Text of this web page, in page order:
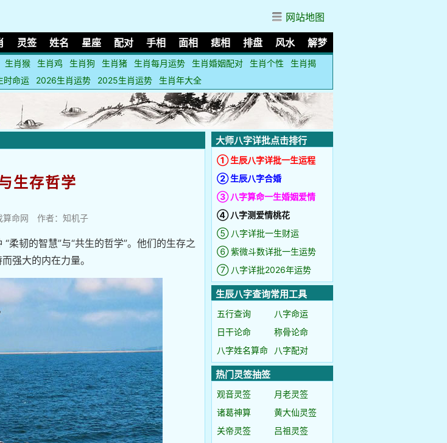
网站地图
灵签 姓名 星座 配对 手相 面相 痣相 排盘 风水 解梦
生肖猴 生肖鸡 生肖狗 生肖猪 生肖每月运势 生肖婚姻配对 生肖个性
生肖揭
时命运 2026生肖运势 2025生肖运势 生肖年大全
生存哲学
算命网 作者：知机子
韧的智慧”与“共生的哲学”。他们的生存之
强大的内在力量。
大师八字详批点击排行
① 生辰八字详批一生运程
② 生辰八字合婚
③ 八字算命一生婚姻爱情
④ 八字测爱情桃花
⑤ 八字详批一生财运
⑥ 紫微斗数详批一生运势
⑦ 八字详批2026年运势
生辰八字查询常用工具
五行查询
八字命运
日干论命
称骨论命
八字姓名算命
八字配对
热门灵签抽签
观音灵签
月老灵签
诸葛神算
黄大仙灵签
关帝灵签
吕祖灵签